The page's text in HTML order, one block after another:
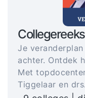
Je
achter. Ontdek
Met
Tiggelaar en